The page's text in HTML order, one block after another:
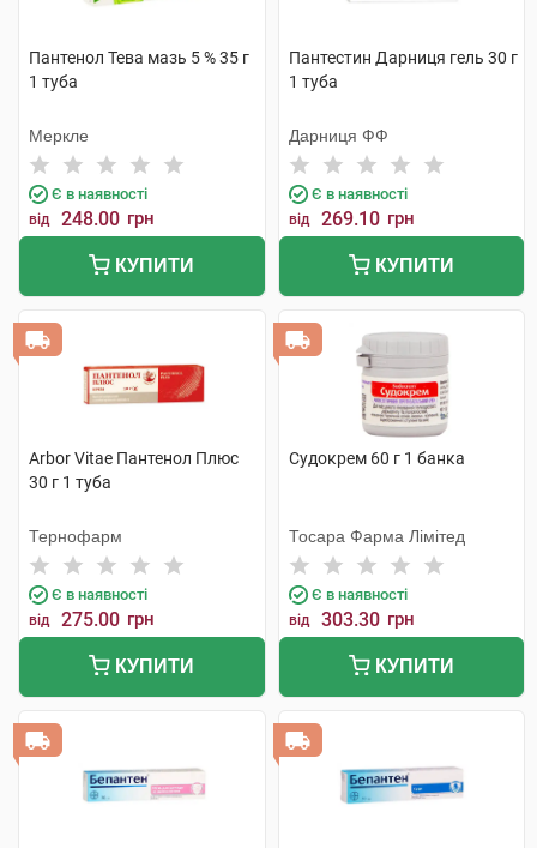
Пантенол Тева мазь 5 % 35 г
1 туба
Меркле
Є в наявності
від 248.00 грн
КУПИТИ
Пантестин Дарниця гель 30 г
1 туба
Дарниця ФФ
Є в наявності
від 269.10 грн
КУПИТИ
Arbor Vitae Пантенол Плюс
30 г 1 туба
Тернофарм
Є в наявності
від 275.00 грн
КУПИТИ
Судокрем 60 г 1 банка
Тосара Фарма Лімітед
Є в наявності
від 303.30 грн
КУПИТИ